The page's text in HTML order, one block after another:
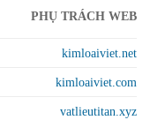
PHỤ TRÁCH WEB
kimloaiviet.net
kimloaiviet.com
vatlieutitan.xyz